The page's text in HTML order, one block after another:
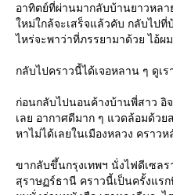
อาทิตย์ที่ผ่านมากลับบ้านยาวหล
หม่ใกล้จะเสร็จแล้วคับ กลับไปที่
ไหร่จะพาว่าที่ภรรยามาด้วย ไอ้ผ
กลับไปคราวนี้ได้เจอหลาน ๆ ดูเ
ก่อนกลับไปนอนค้างบ้านพี่สาว อิ
เลย อากาศดีมาก ๆ แวดล้อมด้ว
หาไม่ได้เลยในเมืองหลวง คราว
ขากลับขึ้นกรุงเทพฯ นั่งไฟดีเซล
สุราษฏร์ธานี คราวนี้เป็นครั้งแร